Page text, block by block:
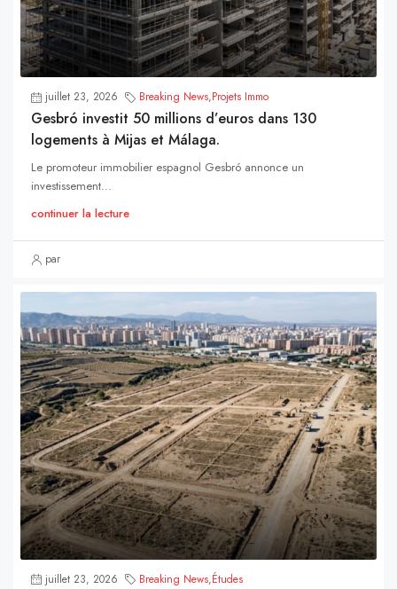
juillet 23, 2026 Breaking News,Projets Immo
Gesbró investit 50 millions d’euros dans 130
logements à Mijas et Málaga.
Le promoteur immobilier espagnol Gesbró annonce un
investissement...
continuer la lecture
par
juillet 23, 2026 Breaking News,Études